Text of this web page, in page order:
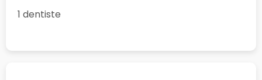
1 dentiste